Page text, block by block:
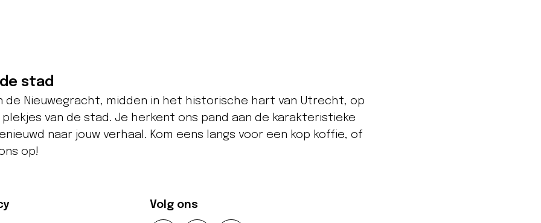
stad
de Nieuwegracht, midden in het historische hart van Utrecht, op
van de stad. Je herkent ons pand aan de karakteristieke
naar jouw verhaal. Kom eens langs voor een kop koffie, of
op!
Volg ons